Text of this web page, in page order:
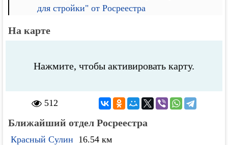
для стройки" от Росреестра
На карте
Нажмите, чтобы активировать карту.
512
Ближайший отдел Росреестра
Красный Сулин 16.54 км